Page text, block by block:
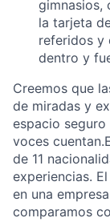
gimnasios,
la tarjeta
referidos y
dentro y
Creemos que
de miradas y
espacio
voces
de 11
experiencias.
en una
comparamos